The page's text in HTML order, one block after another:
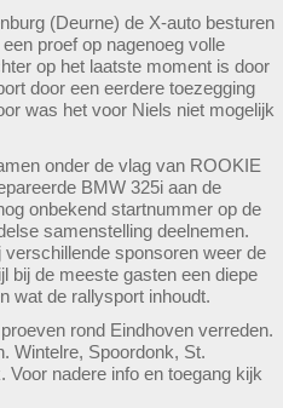
(Deurne) de X-auto besturen
proef op nagenoeg volle
op het laatste moment is door
door een eerdere toezegging
was het voor Niels niet mogelijk
onder de vlag van ROOKIE
BMW 325i aan de
onbekend startnummer op de
samenstelling deelnemen.
sponsoren weer de
bij de meeste gasten een diepe
wat de rallysport inhoudt.
rond Eindhoven verreden.
Wintelre, Spoordonk, St.
Voor nadere info en toegang kijk